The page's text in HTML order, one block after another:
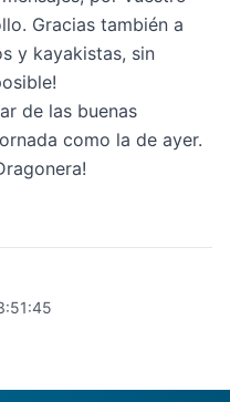
Gracias también a
y kayakistas, sin
de las buenas
como la de ayer.
!